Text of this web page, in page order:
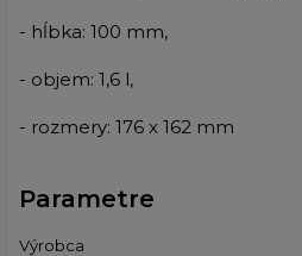
- hĺbka: 100 mm,
- objem: 1,6 l,
- rozmery: 176 x 162 mm
Parametre
Výrobca